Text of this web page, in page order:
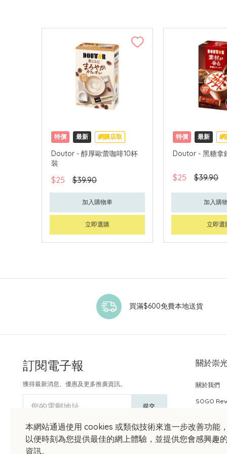
特價 最新 網購店取
Doutor - 醇厚歐蕾咖啡10杯
裝
$25 $39.90
加入購物車
立即選購
特價 最新 網
Doutor - 黑糖拿
$25 $39.90
加入購
立即選
本網站通過使用 cookies 或類似技術來進一步改善功能
以便時刻為您提供最佳的網上體驗，並提供您會感興趣
資訊。
買滿$600免費本地送貨
訂閱電子報
獲得最新消息、優惠及更多推廣資訊。
您的電郵地址 提交
關於崇
關於我們
SOGO